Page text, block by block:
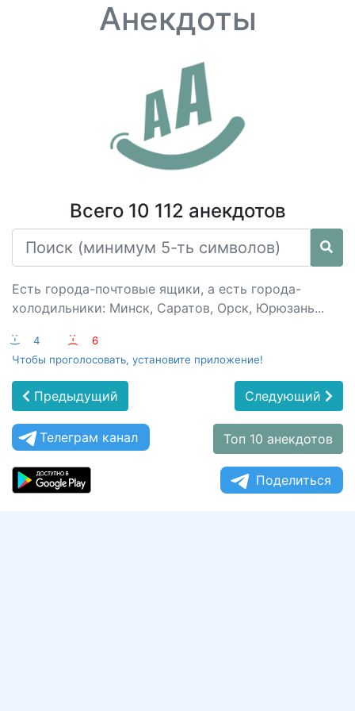
Анекдоты
Всего 10 112 анекдотов
Есть города-почтовые ящики, а есть города-
холодильники: Минск, Саратов, Орск, Юрюзань...
:-) 4 :-(
6
Чтобы проголосовать, установите приложение!
Предыдущий Следующий
Телеграм канал Топ 10 анекдотов
Поделиться